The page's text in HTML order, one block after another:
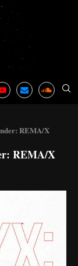
REMA/X
REMA/X